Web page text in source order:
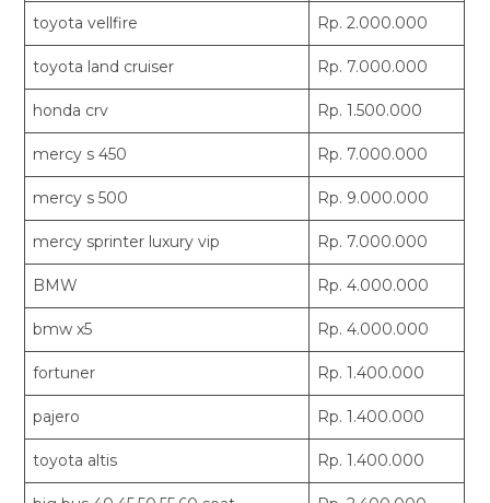
toyota vellfire Rp. 2.000.000
toyota land cruiser Rp. 7.000.000
honda crv Rp. 1.500.000
mercy s 450 Rp. 7.000.000
mercy s 500 Rp. 9.000.000
mercy sprinter luxury vip Rp. 7.000.000
BMW Rp. 4.000.000
bmw x5 Rp. 4.000.000
fortuner Rp. 1.400.000
pajero Rp. 1.400.000
toyota altis Rp. 1.400.000